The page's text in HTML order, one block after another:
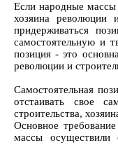
Если народные массы
хозяина революции
придерживаться
самостоятельную и
позиция - это
революции и
Самостоятельная
отстаивать свое
строительства,
Основное
массы